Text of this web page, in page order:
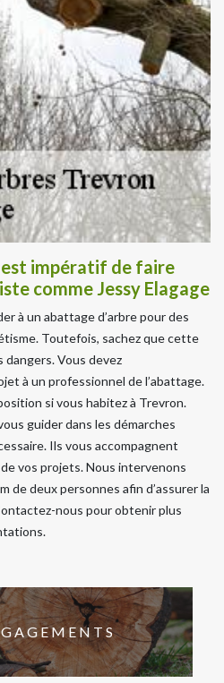
impératif de faire
comme Jessy Elagage
à un abattage d’arbre pour des
Toutefois, sachez que cette
Vous devez
à un professionnel de l’abattage.
si vous habitez à Trevron.
guider dans les démarches
Ils vous accompagnent
vos projets. Nous intervenons
de deux personnes afin d’assurer la
nous pour obtenir plus